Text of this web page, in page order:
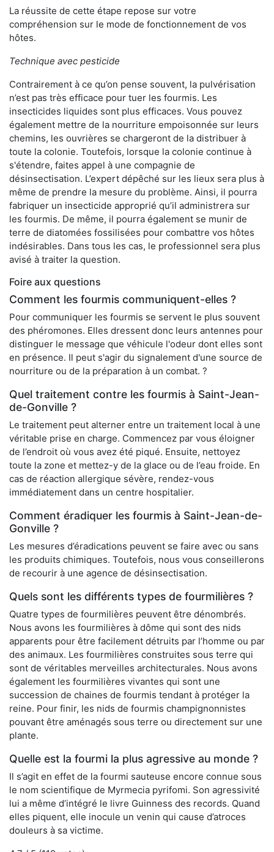
La réussite de cette étape repose sur votre
compréhension sur le mode de fonctionnement de vos
hôtes.
Technique avec pesticide
Contrairement à ce qu’on pense souvent, la pulvérisation
n’est pas très efficace pour tuer les fourmis. Les
insecticides liquides sont plus efficaces. Vous pouvez
également mettre de la nourriture empoisonnée sur leurs
chemins, les ouvrières se chargeront de la distribuer à
toute la colonie. Toutefois, lorsque la colonie continue à
s'étendre, faites appel à une compagnie de
désinsectisation. L’expert dépêché sur les lieux sera plus à
même de prendre la mesure du problème. Ainsi, il pourra
fabriquer un insecticide approprié qu’il administrera sur
les fourmis. De même, il pourra également se munir de
terre de diatomées fossilisées pour combattre vos hôtes
indésirables. Dans tous les cas, le professionnel sera plus
avisé à traiter la question.
Foire aux questions
Comment les fourmis communiquent-elles ?
Pour communiquer les fourmis se servent le plus souvent
des phéromones. Elles dressent donc leurs antennes pour
distinguer le message que véhicule l'odeur dont elles sont
en présence. Il peut s'agir du signalement d'une source de
nourriture ou de la préparation à un combat. ?
Quel traitement contre les fourmis à Saint-Jean-
de-Gonville ?
Le traitement peut alterner entre un traitement local à une
véritable prise en charge. Commencez par vous éloigner
de l’endroit où vous avez été piqué. Ensuite, nettoyez
toute la zone et mettez-y de la glace ou de l’eau froide. En
cas de réaction allergique sévère, rendez-vous
immédiatement dans un centre hospitalier.
Comment éradiquer les fourmis à Saint-Jean-de-
Gonville ?
Les mesures d’éradications peuvent se faire avec ou sans
les produits chimiques. Toutefois, nous vous conseillerons
de recourir à une agence de désinsectisation.
Quels sont les différents types de fourmilières ?
Quatre types de fourmilières peuvent être dénombrés.
Nous avons les fourmilières à dôme qui sont des nids
apparents pour être facilement détruits par l’homme ou par
des animaux. Les fourmilières construites sous terre qui
sont de véritables merveilles architecturales. Nous avons
également les fourmilières vivantes qui sont une
succession de chaines de fourmis tendant à protéger la
reine. Pour finir, les nids de fourmis champignonnistes
pouvant être aménagés sous terre ou directement sur une
plante.
Quelle est la fourmi la plus agressive au monde ?
Il s’agit en effet de la fourmi sauteuse encore connue sous
le nom scientifique de Myrmecia pyrifomi. Son agressivité
lui a même d’intégré le livre Guinness des records. Quand
elles piquent, elle inocule un venin qui cause d’atroces
douleurs à sa victime.